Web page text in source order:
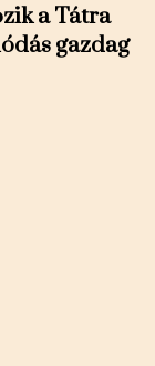
a Tátra
gazdag